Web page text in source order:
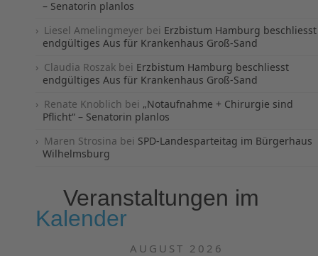
– Senatorin planlos
Liesel Amelingmeyer bei Erzbistum Hamburg beschliesst
endgültiges Aus für Krankenhaus Groß-Sand
Claudia Roszak bei Erzbistum Hamburg beschliesst
endgültiges Aus für Krankenhaus Groß-Sand
Renate Knoblich bei „Notaufnahme + Chirurgie sind
Pflicht“ – Senatorin planlos
Maren Strosina bei SPD-Landesparteitag im Bürgerhaus
Wilhelmsburg
Veranstaltungen im
Kalender
AUGUST 2026